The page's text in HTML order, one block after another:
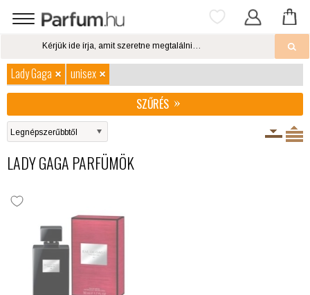
Lady Gaga
unisex
SZŰRÉS
LADY GAGA PARFÜMÖK